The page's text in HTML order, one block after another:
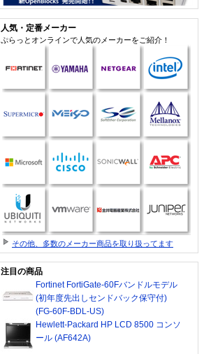
人気・定番メーカー
ぷらっとオンラインで人気のメーカーをご紹介！
その他、多数のメーカー商品を取り扱ってます
注目の商品
Fortinet FortiGate-60Fバンドルモデル
(初年度先出しセンドバック保守付)
(FG-60F-BDL-US)
Hewlett-Packard HP LCD 8500 コンソ
ール (AF642A)